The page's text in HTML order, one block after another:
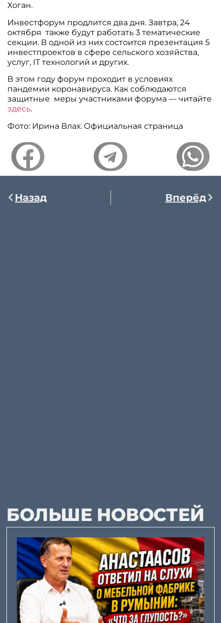
Хоган.
Инвестфорум продлится два дня. Завтра, 24
октября также будут работать 3 тематические
секции. В одной из них состоится презентация 5
инвестпроектов в сфере сельского хозяйства,
услуг, IT технологий и других.
В этом году форум проходит в условиях
пандемии коронавируса. Как соблюдаются
защитные меры участниками форума — читайте
здесь.
Фото: Ирина Влах. Официальная страница
Назад Вперёд
БОЛЬШЕ НОВОСТЕЙ